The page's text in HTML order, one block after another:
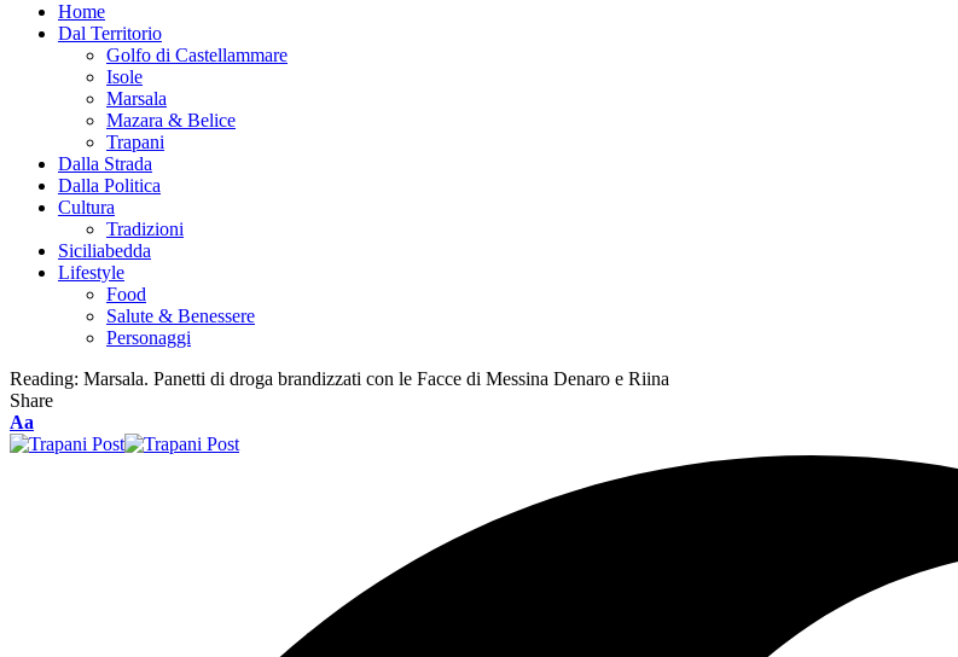
Home
Dal Territorio
Golfo di Castellammare
Isole
Marsala
Mazara & Belice
Trapani
Dalla Strada
Dalla Politica
Cultura
Tradizioni
Siciliabedda
Lifestyle
Food
Salute & Benessere
Personaggi
Reading: Marsala. Panetti di droga brandizzati con le Facce di Messina Denaro e Riina
Share
Font
Resizer
Aa